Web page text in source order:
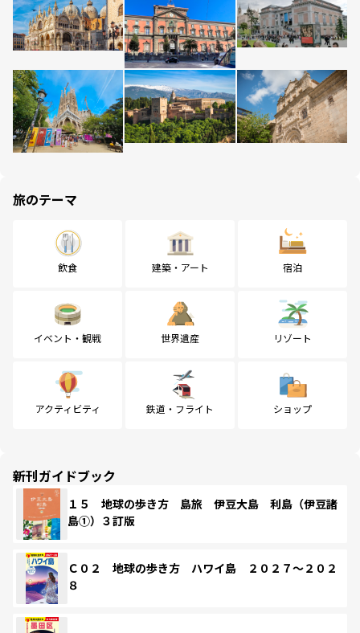
旅のテーマ
飲食 建築・アート 宿泊
イベント・観戦 世界遺産 リゾート
アクティビティ 鉄道・フライト ショップ
新刊ガイドブック
１５ 地球の歩き方 島旅 伊豆大島 利島（伊豆諸
島①）３訂版
Ｃ０２ 地球の歩き方 ハワイ島 ２０２７～２０２
８